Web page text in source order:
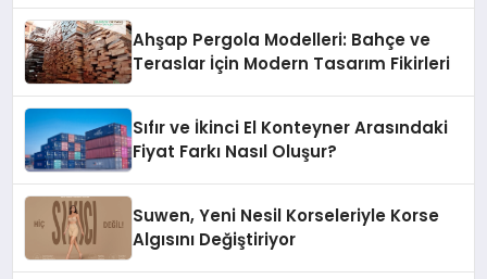
Ahşap Pergola Modelleri: Bahçe ve
Teraslar İçin Modern Tasarım Fikirleri
Sıfır ve İkinci El Konteyner Arasındaki
Fiyat Farkı Nasıl Oluşur?
Suwen, Yeni Nesil Korseleriyle Korse
Algısını Değiştiriyor